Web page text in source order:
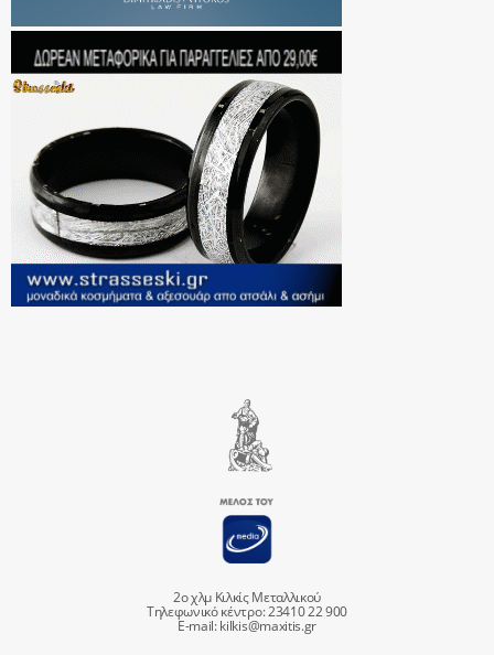
2ο χλμ Κιλκίς Μεταλλικού
Τηλεφωνικό κέντρο: 23410 22 900
E-mail:kilkis@maxitis.gr